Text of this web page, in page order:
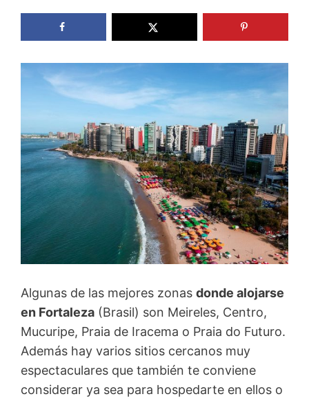
Algunas de las mejores zonas donde alojarse
en Fortaleza (Brasil) son Meireles, Centro,
Mucuripe, Praia de Iracema o Praia do Futuro.
Además hay varios sitios cercanos muy
espectaculares que también te conviene
considerar ya sea para hospedarte en ellos o